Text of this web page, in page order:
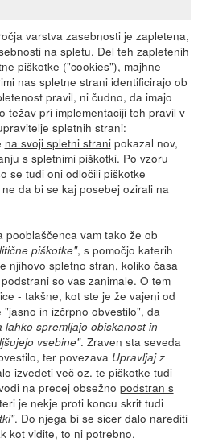
varstva zasebnosti je zapletena,
na spletu. Del teh zapletenih
piškotke ("cookies"), majhne
nas spletne strani identificirajo ob
pravil, ni čudno, da imajo
težav pri implementaciji teh pravil v
spletnih strani:
na svoji spletni stranipokazal nov,
s spletnimi piškotki. Po vzoru
se tudi oni odločili piškotke
da bi se kaj posebej ozirali na
vam tako že ob
piškotke", s pomočjo katerih
njihovo spletno stran, koliko časa
so vas zanimale. O tem
- takšne, kot ste je že vajeni od
in izčrpno obvestilo", da
lahko spremljajo obiskanost in
vsebine". Zraven sta seveda
ter povezava Upravljaj z
izvedeti več oz. te piškotke tudi
na precej obsežno podstran s
je nekje proti koncu skrit tudi
. Do njega bi se sicer dalo narediti
kot vidite, to ni potrebno.